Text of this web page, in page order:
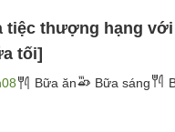
tiệc thượng hạng
tối]
Bữa ăn Bữa sáng